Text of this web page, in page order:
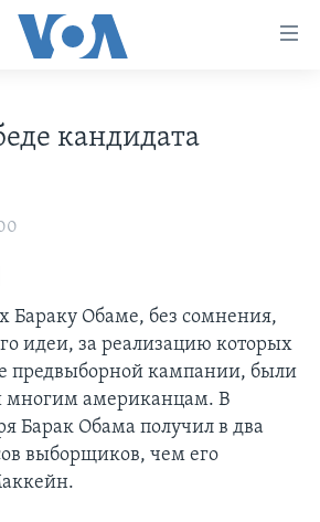
ПУТЕШЕСТВИЕ
ИСТОРИЯ
кандидата
Бараку Обаме, без сомнения,
идеи, за реализацию которых
предвыборной кампании, были
многим американцам. В
Барак Обама получил в два
выборщиков, чем его